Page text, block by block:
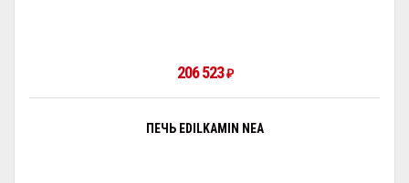
206 523 ₽
ПЕЧЬ EDILKAMIN NEA